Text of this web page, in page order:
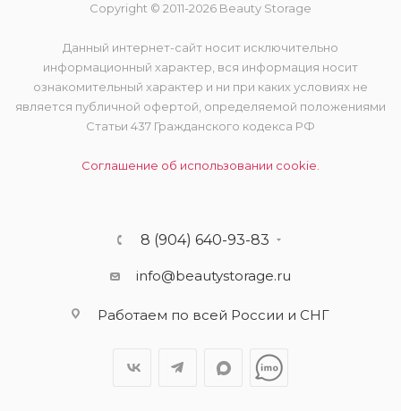
Copyright © 2011-2026 Beauty Storage
Данный интернет-сайт носит исключительно
информационный характер, вся информация носит
ознакомительный характер и ни при каких условиях не
является публичной офертой, определяемой положениями
Статьи 437 Гражданского кодекса РФ
Соглашение об использовании cookie.
8 (904) 640-93-83
info@beautystorage.ru
Работаем по всей России и СНГ